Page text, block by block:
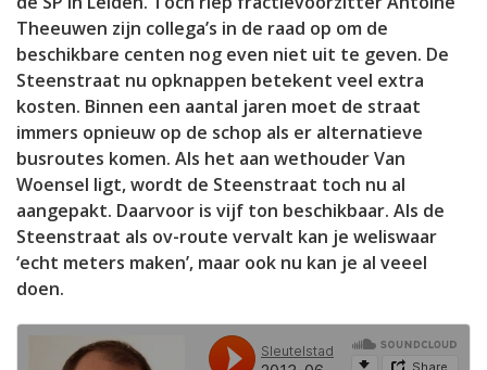
Theeuwen zijn collega’s in de raad op om de
beschikbare centen nog even niet uit te geven. De
Steenstraat nu opknappen betekent veel extra
kosten. Binnen een aantal jaren moet de straat
immers opnieuw op de schop als er alternatieve
busroutes komen. Als het aan wethouder Van
Woensel ligt, wordt de Steenstraat toch nu al
aangepakt. Daarvoor is vijf ton beschikbaar. Als de
Steenstraat als ov-route vervalt kan je weliswaar
‘echt meters maken’, maar ook nu kan je al veeel
doen.